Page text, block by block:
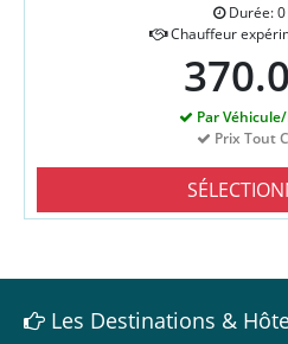
Durée: 0
Chauffeur
Par
Prix Tout
Les Destinations &